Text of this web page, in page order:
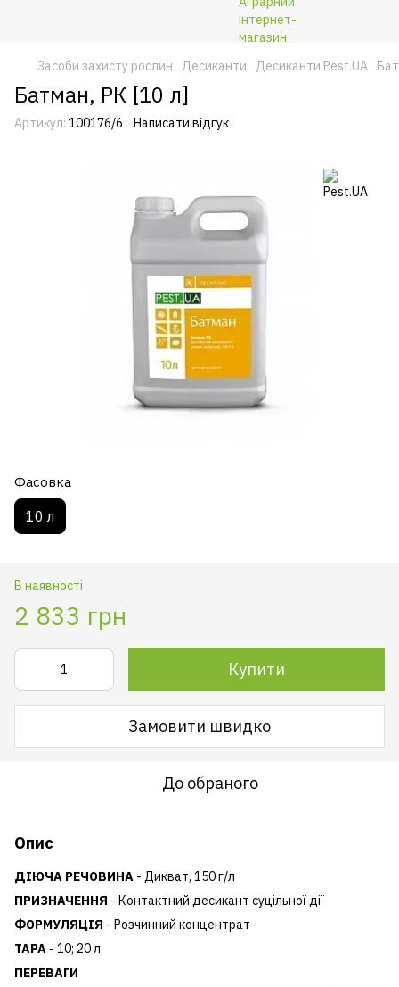
Засоби захисту рослин Десиканти Десиканти Pest.UA
Батман, РК [10 л]
Артикул: 100176/6 Написати відгук
Фасовка
10 л
В наявності
2 833 грн
Купити
Замовити швидко
До обраного
Опис
ДІЮЧА РЕЧОВИНА - Дикват, 150 г/л
ПРИЗНАЧЕННЯ - Контактний десикант суцільної дії
ФОРМУЛЯЦІЯ - Розчинний концентрат
ТАРА - 10; 20 л
ПЕРЕВАГИ